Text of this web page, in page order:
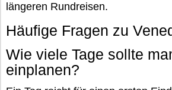
längeren Rundreisen.
Häufige Fragen zu
Wie viele Tage sollte
einplanen?